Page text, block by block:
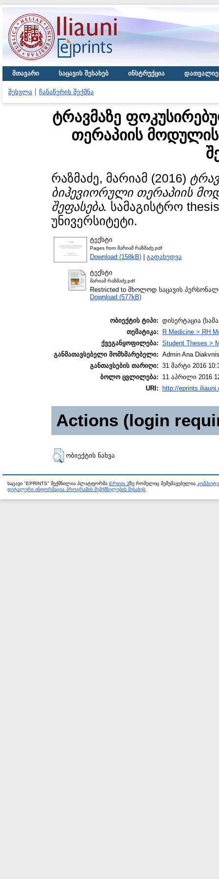
მთავარი საცავის შესახებ ინსტრუქცია
შესვლა ჩანაწერის შექმნა
ტრავმაზე
თერაპიის
რაზმაძე, მარიამ (2016)
ბიჰევიორული თერაპიის
შეფასება. სამაგისტრო
უნივერსიტეტი.
ტექსტი
Pages from მარიამ რაზმაძე.pdf
Download (158kB) | გადახედვა
ტექსტი
მარიამ რაზმაძე.pdf
Restricted to მხოლოდ საცავის
Download (577kB)
ობიექტის ტიპი: დისერტაცია
თემატიკა:
R Medicine > RH
ქვეგანყოფილება: Student Theses >
განმათავსებელი მომხმარებელი: Admin Ana
განთავსების თარიღი: 31 მარტი 2016
ბოლო ცვლილება:
11 აპრილი 2016
URI:
http://
Actions (login
ობიექტის ნახვა
საცავი "EPRINTS" შექმნილია პლატფორმა EPrints 3ზე რომელიც შემუშავებულია
დეტალური ინფორმაცია პროგრამის შემქმნელების შესახებ.